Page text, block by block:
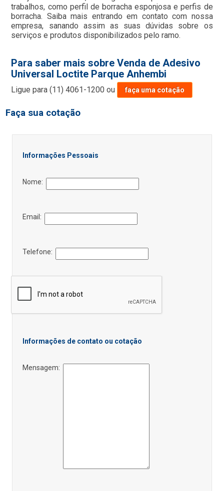
trabalhos, como perfil de borracha esponjosa e perfis de
borracha. Saiba mais entrando em contato com nossa
empresa, sanando assim as suas dúvidas sobre os
serviços e produtos disponibilizados pelo ramo.
Para saber mais sobre Venda de Adesivo
Universal Loctite Parque Anhembi
Ligue para(11) 4061-1200 ou faça uma cotação
Faça sua cotação
Informações Pessoais
Nome:
Email:
Telefone:
Informações de contato ou cotação
Mensagem: